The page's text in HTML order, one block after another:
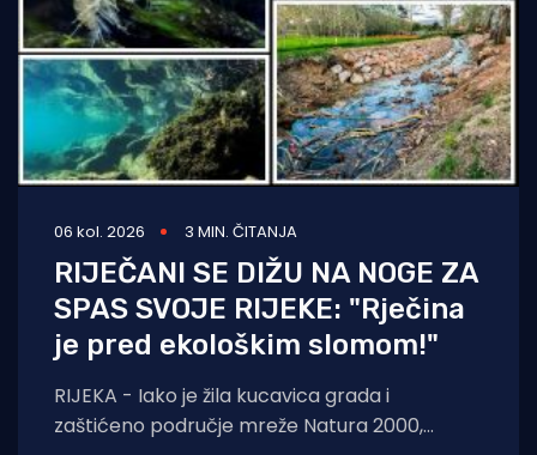
06 kol. 2026 3 MIN. ČITANJA
RIJEČANI SE DIŽU NA NOGE ZA
SPAS SVOJE RIJEKE: "Rječina
je pred ekološkim slomom!"
RIJEKA - Iako je žila kucavica grada i
zaštićeno područje mreže Natura 2000,